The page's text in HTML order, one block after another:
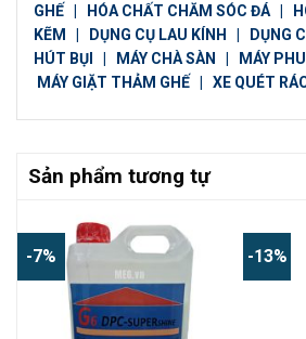
GHẾ | HÓA CHẤT CHĂM SÓC ĐÁ |
KẼM
| DỤNG CỤ LAU KÍNH | DỤNG
HÚT BỤI
| MÁY CHÀ SÀN | MÁY
MÁY GIẶT THẢM GHẾ | XE QUÉT
Sản phẩm tương tự
-7% -13%